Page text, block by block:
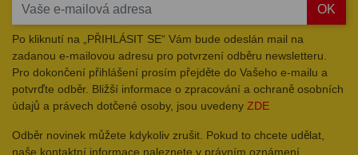
OK
Po kliknutí na „PŘIHLÁSIT SE“ Vám bude odeslán mail na
zadanou e-mailovou adresu pro potvrzení odběru newsletteru.
Pro dokončení přihlášení prosím přejděte do Vašeho e-mailu a
potvrďte odběr. Bližší informace o zpracování a ochraně osobních
údajů a právech dotčené osoby, jsou uvedeny ZDE
Odběr novinek můžete kdykoliv zrušit. Pokud to chcete udělat,
naše kontaktní informace naleznete v právním oznámení.